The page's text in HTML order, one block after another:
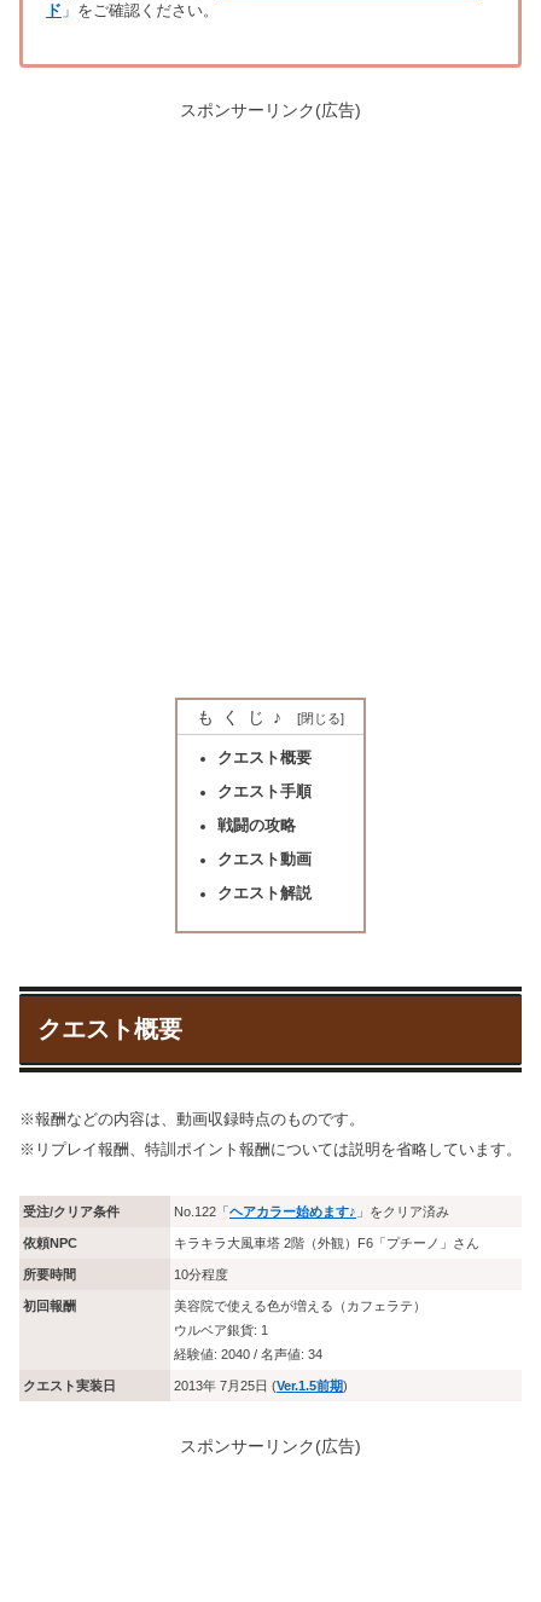
ド 」をご確認ください。
スポンサーリンク(広告)
もくじ♪
クエスト概要
クエスト手順
戦闘の攻略
クエスト動画
クエスト解説
クエスト概要
※報酬などの内容は、動画収録時点のものです。
※リプレイ報酬、特訓ポイント報酬については説明を省略しています。
受注/クリア条件 No.122「ヘアカラー始めます♪ 」をクリア済み
依頼NPC キラキラ大風車塔 2階（外観）F6「プチーノ 」さん
所要時間 10分程度
初回報酬
美容院で使える色が増える（カフェラテ）
ウルベア銀貨: 1
経験値: 2040 / 名声値: 34
クエスト実装日 2013年 7月25日 (Ver.1.5前期)
スポンサーリンク(広告)